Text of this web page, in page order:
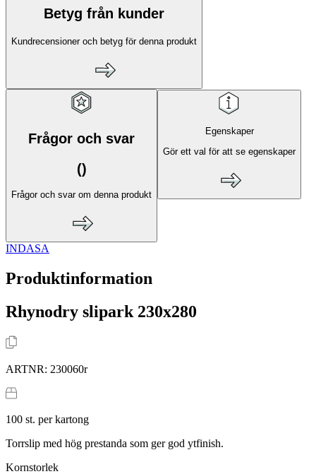
Betyg från kunder
Kundrecensioner och betyg för denna produkt
Frågor och svar
()
Frågor och svar om denna produkt
Egenskaper
Gör ett val för att se egenskaper
INDASA
Produktinformation
Rhynodry slipark 230x280
ARTNR: 230060r
100 st. per kartong
Torrslip med hög prestanda som ger god ytfinish.
Kornstorlek